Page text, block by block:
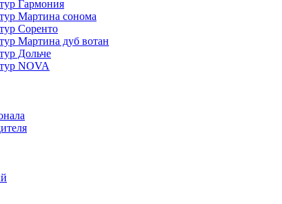
Гармония
Мартина сонома
Соренто
Мартина дуб вотан
Дольче
NOVA